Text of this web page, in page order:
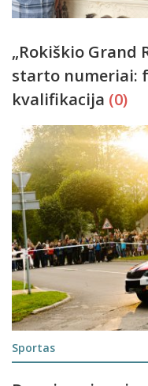
„Rokiškio Grand
starto numeriai:
kvalifikacija (0)
Sportas